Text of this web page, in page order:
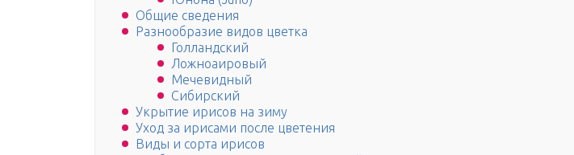
Общие сведения
Разнообразие видов цветка
Голландский
Ложноаировый
Мечевидный
Сибирский
Укрытие ирисов на зиму
Уход за ирисами после цветения
Виды и сорта ирисов